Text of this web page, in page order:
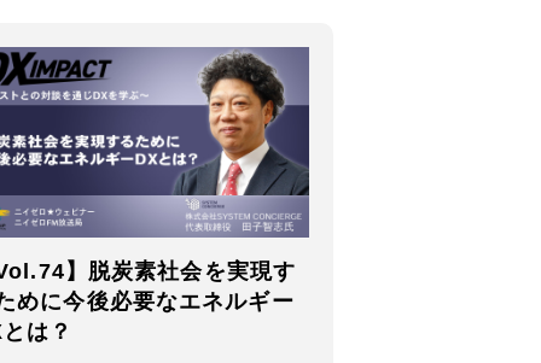
Vol.74】脱炭素社会を実現す
めに今後必要なエネルギー
は？